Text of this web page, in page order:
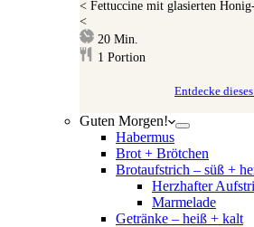
< Fettuccine mit glasierten
<
20Minuten
Min.
1 Portion
Entdecke
Guten Morgen!
Habermus
Brot + Brötchen
Brotaufstrich – süß +
Herzhafter
Marmelade
Getränke – heiß + kalt